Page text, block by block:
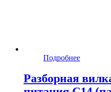
Подробнее
Разборная